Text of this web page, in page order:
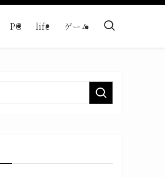
PC life ゲーム